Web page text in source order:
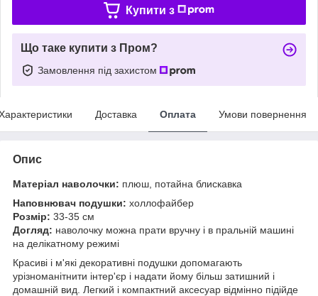
Купити з
Що таке купити з Пром?
Замовлення під захистом
Доставка Оплата Умови повернення
Опис
Матеріал наволочки: плюш, потайна блискавка
Наповнювач подушки: холлофайбер
Розмір: 33-35 см
Догляд: наволочку можна прати вручну і в пральній машині
на делікатному режимі
Красиві і м'які декоративні подушки допомагають
урізноманітнити інтер'єр і надати йому більш затишний і
домашній вид. Легкий і компактний аксесуар відмінно підійде